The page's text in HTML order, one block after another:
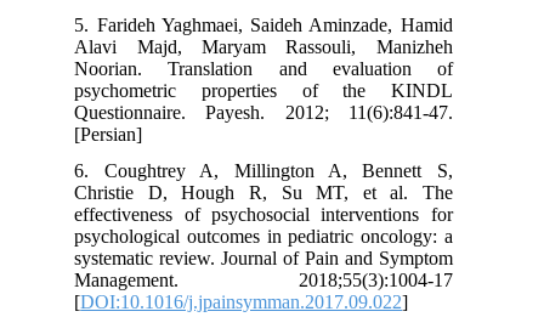
5. Farideh Yaghmaei, Saideh Aminzade, Hamid
Alavi Majd, Maryam Rassouli, Manizheh
Noorian. Translation and evaluation of
psychometric properties of the KINDL
Questionnaire. Payesh. 2012; 11(6):841-47.
[Persian]
6. Coughtrey A, Millington A, Bennett S,
Christie D, Hough R, Su MT, et al. The
effectiveness of psychosocial interventions for
psychological outcomes in pediatric oncology: a
systematic review. Journal of Pain and Symptom
Management. 2018;55(3):1004-17
[DOI:10.1016/j.jpainsymman.2017.09.022